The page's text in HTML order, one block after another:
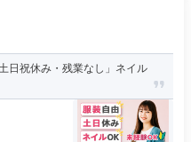
日祝休み・残業なし」ネイル